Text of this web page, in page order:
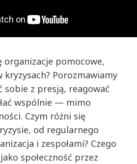
organizacje pomocowe,
kryzysach? Porozmawiamy
sobie z presją, reagować
wspólnie — mimo
Czym różni się
od regularnego
i zespołami? Czego
społeczność przez